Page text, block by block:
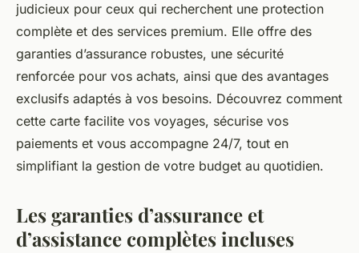
judicieux pour ceux qui recherchent une protection
complète et des services premium. Elle offre des
garanties d’assurance robustes, une sécurité
renforcée pour vos achats, ainsi que des avantages
exclusifs adaptés à vos besoins. Découvrez comment
cette carte facilite vos voyages, sécurise vos
paiements et vous accompagne 24/7, tout en
simplifiant la gestion de votre budget au quotidien.
Les garanties d’assurance et
d’assistance complètes incluses